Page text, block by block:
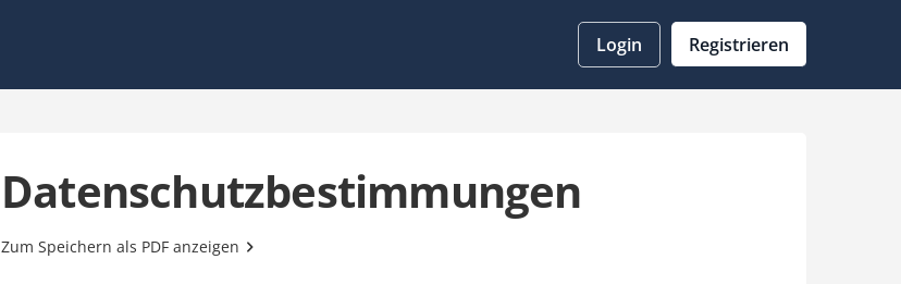
Login Registrieren
Datenschutzbestimmungen
Zum Speichern als PDF anzeigen